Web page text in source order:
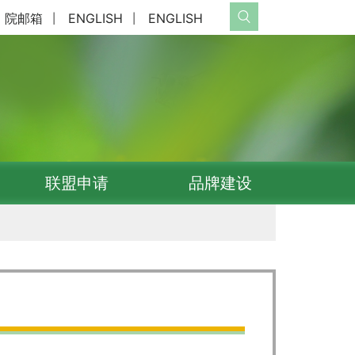
院邮箱 ENGLISH ENGLISH
联盟申请 品牌建设